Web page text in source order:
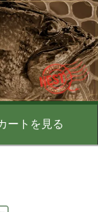
ートを見る